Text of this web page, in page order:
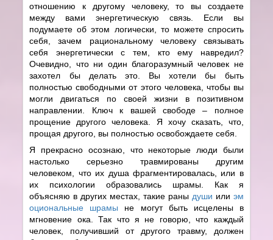
отношению к другому человеку, то вы создаете
между вами энергетическую связь. Если вы
подумаете об этом логически, то можете спросить
себя, зачем рациональному человеку связывать
себя энергетически с тем, кто ему навредил?
Очевидно, что ни один благоразумный человек не
захотел бы делать это. Вы хотели бы быть
полностью свободными от этого человека, чтобы вы
могли двигаться по своей жизни в позитивном
направлении. Ключ к вашей свободе – полное
прощение другого человека. Я хочу сказать, что,
прощая другого, вы полностью освобождаете себя.
Я прекрасно осознаю, что некоторые люди были
настолько серьезно травмированы другим
человеком, что их душа фрагментировалась, или в
их психологии образовались шрамы. Как я
объясняю в других местах, такие раны души или эм
оциональные шрамы не могут быть исцелены в
мгновение ока. Так что я не говорю, что каждый
человек, получивший от другого травму, должен